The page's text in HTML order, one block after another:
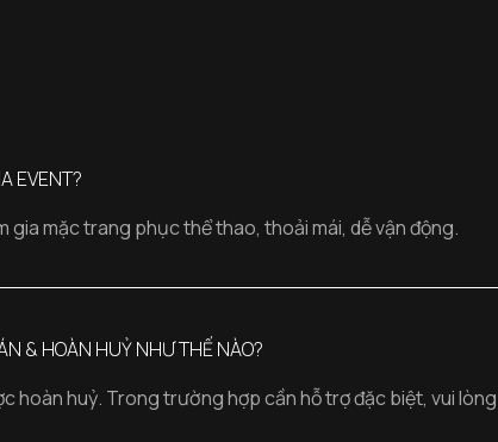
EVENT?
gia mặc trang phục thể thao, thoải mái, dễ vận động.
& HOÀN HUỶ NHƯ THẾ NÀO?
hoàn huỷ. Trong trường hợp cần hỗ trợ đặc biệt, vui